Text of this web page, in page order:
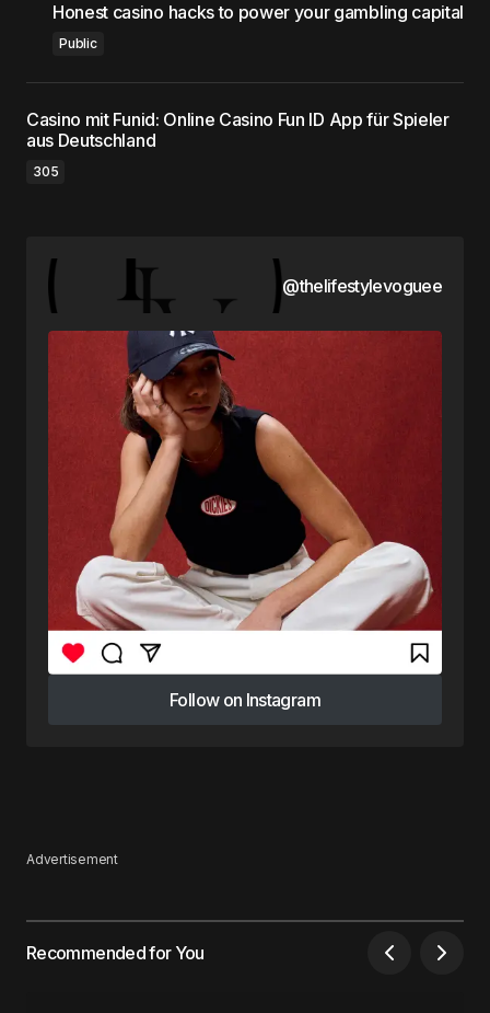
Honest casino hacks to power your gambling capital
Public
Casino mit Funid: Online Casino Fun ID App für Spieler
aus Deutschland
305
@thelifestylevoguee
Follow on Instagram
Follow on Instagram
Advertisement
Recommended for You